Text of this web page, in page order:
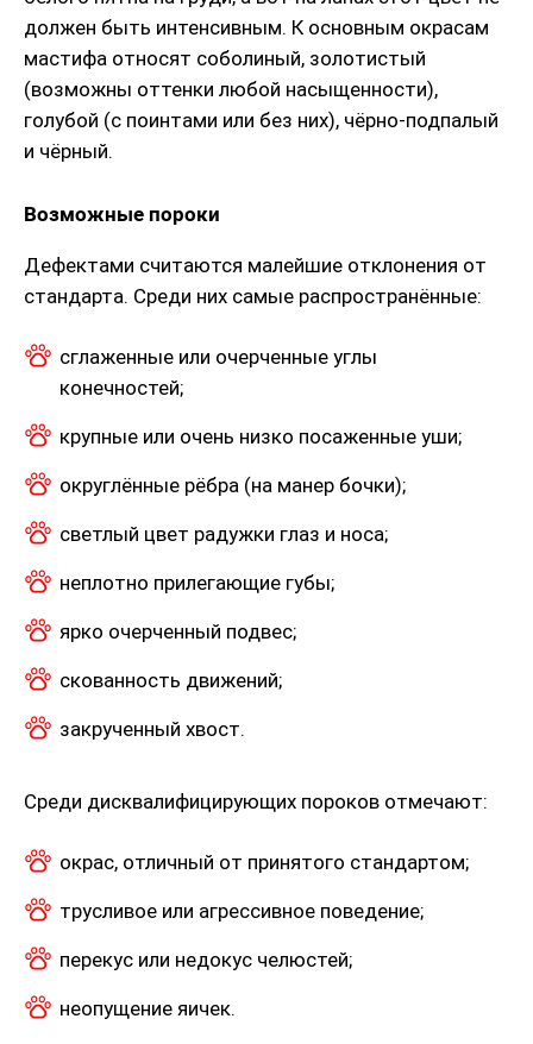
должен быть интенсивным. К основным окрасам
мастифа относят соболиный, золотистый
(возможны оттенки любой насыщенности),
голубой (с поинтами или без них), чёрно-подпалый
и чёрный.
Возможные пороки
Дефектами считаются малейшие отклонения от
стандарта. Среди них самые распространённые:
сглаженные или очерченные углы
конечностей;
крупные или очень низко посаженные уши;
округлённые рёбра (на манер бочки);
светлый цвет радужки глаз и носа;
неплотно прилегающие губы;
ярко очерченный подвес;
скованность движений;
закрученный хвост.
Среди дисквалифицирующих пороков отмечают:
окрас, отличный от принятого стандартом;
трусливое или агрессивное поведение;
перекус или недокус челюстей;
неопущение яичек.